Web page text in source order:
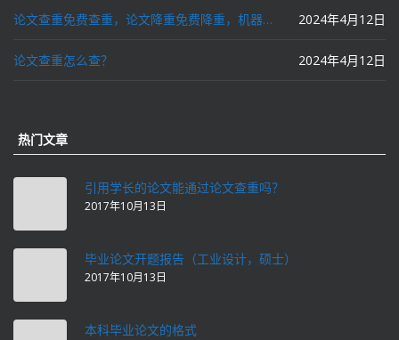
论文查重免费查重，论文降重免费降重，机器降重，人工降重，降低AIGC写作率，ai写论文，都要选论文狗和paperdog以及文思慧达！ 2024年4月12日
论文查重怎么查？ 2024年4月12日
热门文章
引用学长的论文能通过论文查重吗？
2017年10月13日
毕业论文开题报告（工业设计，硕士）
2017年10月13日
本科毕业论文的格式